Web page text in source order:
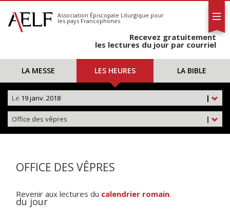
S'abonner
Calendrier
Association Épiscopale Liturgique pour
les pays Francophones
Recevez gratuitement
les lectures du jour par courriel
LA MESSE LES HEURES LA BIBLE
|
Le 19 janv. 2018
|
Office des vêpres
OFFICE DES VÊPRES
Revenir aux lectures du calendrier romain.
du jour